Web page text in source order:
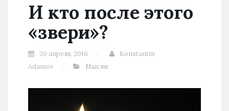
И кто после этого
«звери»?
20 апреля, 2016
Konstantin
Adamov
Мысли